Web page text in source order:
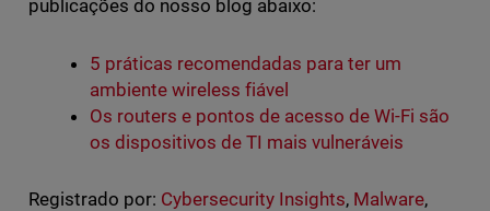
publicações do nosso blog abaixo:
5 práticas recomendadas para ter um
ambiente wireless fiável
Os routers e pontos de acesso de Wi-Fi são
os dispositivos de TI mais vulneráveis
Registrado por: Cybersecurity Insights, Malware,